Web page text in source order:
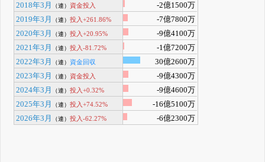
2018年3月 （連） 資金投入
-2億1500万
2019年3月
（連）投入+261.86%
-7億7800万
2020年3月
（連）投入+20.95%
-9億4100万
2021年3月
（連）投入-81.72%
-1億7200万
2022年3月
（連） 資金回収
30億2600万
2023年3月
（連） 資金投入
-9億4300万
2024年3月
（連）投入+0.32%
-9億4600万
2025年3月
（連）投入+74.52%
-16億5100万
2026年3月
（連）投入-62.27% -6億2300万